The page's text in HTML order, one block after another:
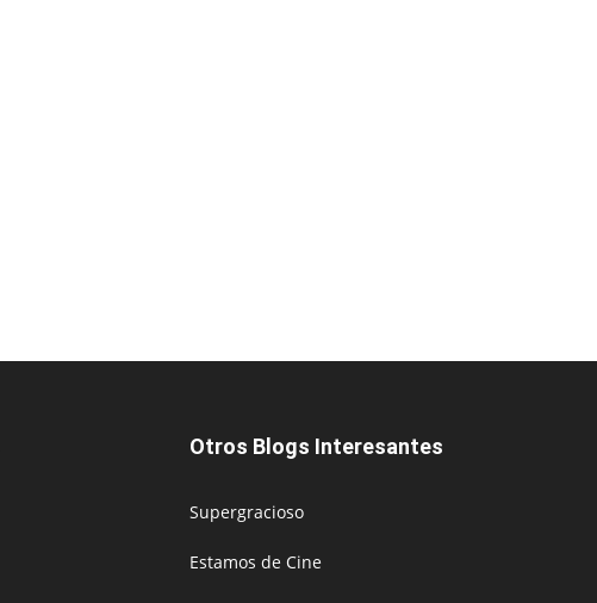
Otros Blogs Interesantes
Supergracioso
Estamos de Cine